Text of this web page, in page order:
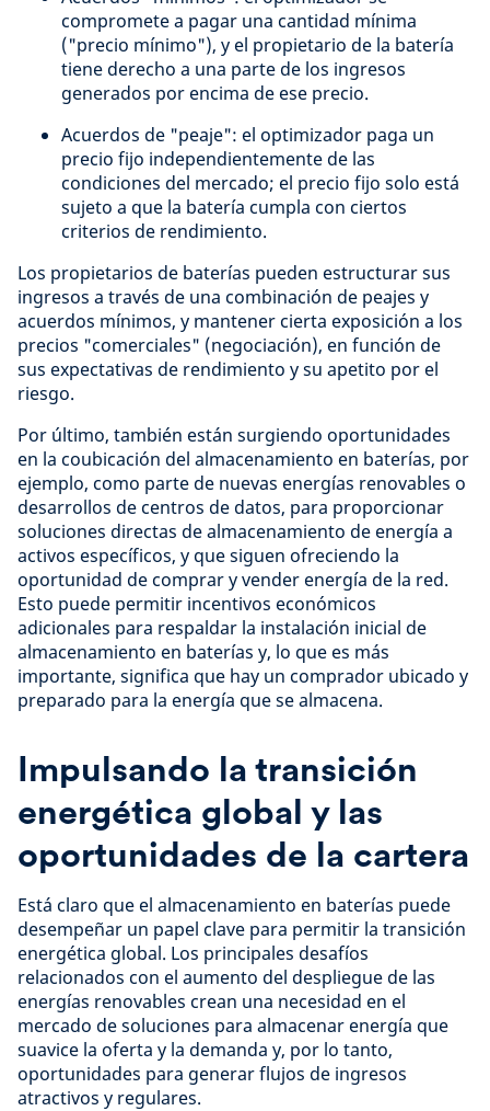
compromete a pagar una cantidad mínima
("precio mínimo"), y el propietario de la batería
tiene derecho a una parte de los ingresos
generados por encima de ese precio.
Acuerdos de "peaje": el optimizador paga un
precio fijo independientemente de las
condiciones del mercado; el precio fijo solo está
sujeto a que la batería cumpla con ciertos
criterios de rendimiento.
Los propietarios de baterías pueden estructurar sus
ingresos a través de una combinación de peajes y
acuerdos mínimos, y mantener cierta exposición a los
precios "comerciales" (negociación), en función de
sus expectativas de rendimiento y su apetito por el
riesgo.
Por último, también están surgiendo oportunidades
en la coubicación del almacenamiento en baterías, por
ejemplo, como parte de nuevas energías renovables o
desarrollos de centros de datos, para proporcionar
soluciones directas de almacenamiento de energía a
activos específicos, y que siguen ofreciendo la
oportunidad de comprar y vender energía de la red.
Esto puede permitir incentivos económicos
adicionales para respaldar la instalación inicial de
almacenamiento en baterías y, lo que es más
importante, significa que hay un comprador ubicado y
preparado para la energía que se almacena.
Impulsando la transición
energética global y las
oportunidades de la cartera
Está claro que el almacenamiento en baterías puede
desempeñar un papel clave para permitir la transición
energética global. Los principales desafíos
relacionados con el aumento del despliegue de las
energías renovables crean una necesidad en el
mercado de soluciones para almacenar energía que
suavice la oferta y la demanda y, por lo tanto,
oportunidades para generar flujos de ingresos
atractivos y regulares.